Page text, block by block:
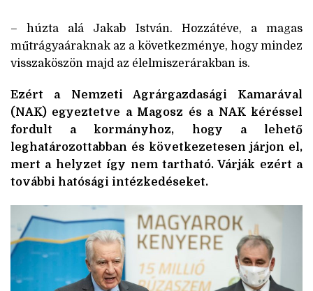
– húzta alá Jakab István. Hozzátéve, a magas
műtrágyaáraknak az a következménye, hogy mindez
visszaköszön majd az élelmiszerárakban is.
Ezért a Nemzeti Agrárgazdasági Kamarával
(NAK) egyeztetve a Magosz és a NAK kéréssel
fordult a kormányhoz, hogy a lehető
leghatározottabban és következetesen járjon el,
mert a helyzet így nem tartható. Várják ezért a
további hatósági intézkedéseket.